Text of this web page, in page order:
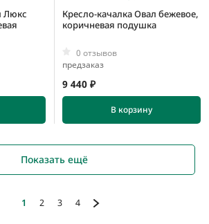
Люкс
Кресло-качалка Овал бежевое,
коричневая подушка
0 отзывов
предзаказ
9 440 ₽
В корзину
Показать ещё
1 2 3 4